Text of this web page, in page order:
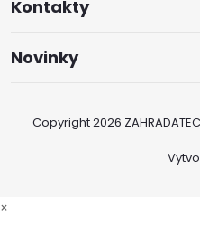
Kontakty
Novinky
Copyright 2026
×